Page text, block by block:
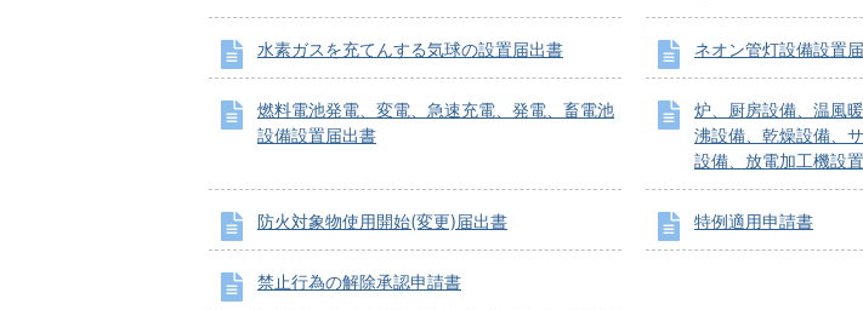
水素ガスを充てんする気球の設置届出書 ネオン管灯設備設置
燃料電池発電、変電、急速充電、発電、畜電池
設備設置届出書
炉、厨房設備、温風
沸設備、乾燥設備、
設備、放電加工機設
防火対象物使用開始(変更)届出書 特例適用申請書
禁止行為の解除承認申請書